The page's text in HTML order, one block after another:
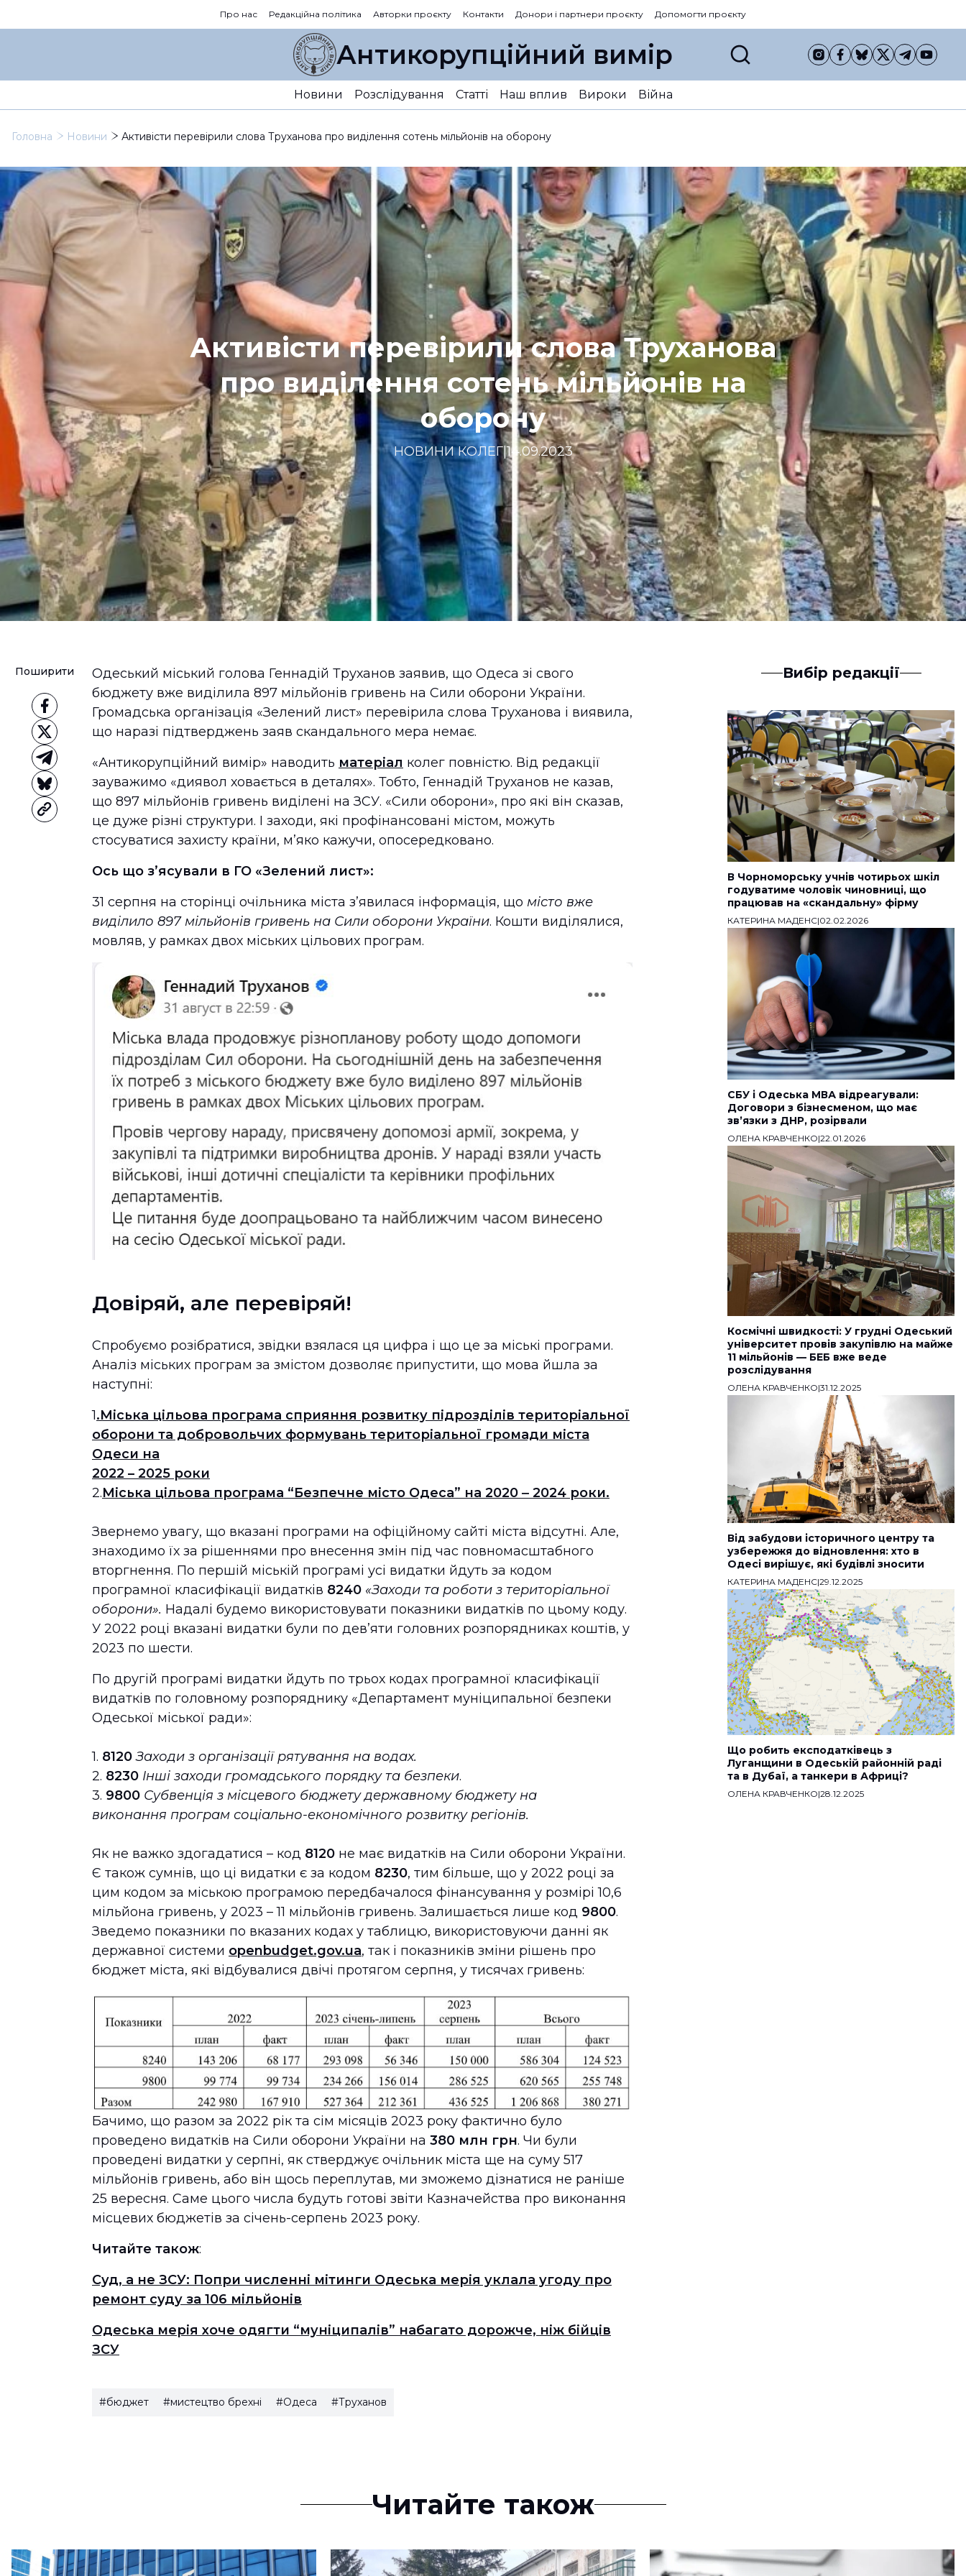
Про нас Редакційна політика Авторки проєкту Контакти Донори і партнери проєкту Допомогти проєкту
Антикорупційний вимір
Новини Розслідування Статті Наш вплив Вироки Війна
Головна Новини Активісти перевірили слова Труханова про виділення сотень мільйонів на оборону
Активісти перевірили слова Труханова
про виділення сотень мільйонів на
оборону
НОВИНИ КОЛЕГ|14.09.2023
Поширити
Одеський міський голова Геннадій Труханов заявив, що Одеса зі свого
бюджету вже виділила 897 мільйонів гривень на Сили оборони України.
Громадська організація «Зелений лист» перевірила слова Труханова і виявила,
що наразі підтверджень заяв скандального мера немає.
«Антикорупційний вимір» наводить матеріал колег повністю. Від редакції
зауважимо «диявол ховається в деталях». Тобто, Геннадій Труханов не казав,
що 897 мільйонів гривень виділені на ЗСУ. «Сили оборони», про які він сказав,
це дуже різні структури. І заходи, які профінансовані містом, можуть
стосуватися захисту країни, м’яко кажучи, опосередковано.
Ось що з’ясували в ГО «Зелений лист»:
31 серпня на сторінці очільника міста з’явилася інформація, що місто вже
виділило 897 мільйонів гривень на Сили оборони України. Кошти виділялися,
мовляв, у рамках двох міських цільових програм.
Довіряй, але перевіряй!
Спробуємо розібратися, звідки взялася ця цифра і що це за міські програми.
Аналіз міських програм за змістом дозволяє припустити, що мова йшла за
наступні:
1.Міська цільова програма сприяння розвитку підрозділів територіальної
оборони та добровольчих формувань територіальної громади міста
Одеси на
2022 – 2025 роки
2.Міська цільова програма “Безпечне місто Одеса” на 2020 ‒ 2024 роки.
Звернемо увагу, що вказані програми на офіційному сайті міста відсутні. Але,
знаходимо їх за рішеннями про внесення змін під час повномасштабного
вторгнення. По першій міській програмі усі видатки йдуть за кодом
програмної класифікації видатків 8240 «Заходи та роботи з територіальної
оборони». Надалі будемо використовувати показники видатків по цьому коду.
У 2022 році вказані видатки були по дев’яти головних розпорядниках коштів, у
2023 по шести.
По другій програмі видатки йдуть по трьох кодах програмної класифікації
видатків по головному розпоряднику «Департамент муніципальної безпеки
Одеської міської ради»:
1. 8120 Заходи з організації рятування на водах.
2. 8230 Інші заходи громадського порядку та безпеки.
3. 9800 Субвенція з місцевого бюджету державному бюджету на
виконання програм соціально-економічного розвитку регіонів.
Як не важко здогадатися – код 8120 не має видатків на Сили оборони України.
Є також сумнів, що ці видатки є за кодом 8230, тим більше, що у 2022 році за
цим кодом за міською програмою передбачалося фінансування у розмірі 10,6
мільйона гривень, у 2023 – 11 мільйонів гривень. Залишається лише код 9800.
Зведемо показники по вказаних кодах у таблицю, використовуючи данні як
державної системи openbudget.gov.ua, так і показників зміни рішень про
бюджет міста, які відбувалися двічі протягом серпня, у тисячах гривень:
Бачимо, що разом за 2022 рік та сім місяців 2023 року фактично було
проведено видатків на Сили оборони України на 380 млн грн. Чи були
проведені видатки у серпні, як стверджує очільник міста ще на суму 517
мільйонів гривень, або він щось переплутав, ми зможемо дізнатися не раніше
25 вересня. Саме цього числа будуть готові звіти Казначейства про виконання
місцевих бюджетів за січень-серпень 2023 року.
Читайте також:
Суд, а не ЗСУ: Попри численні мітинги Одеська мерія уклала угоду про
ремонт суду за 106 мільйонів
Одеська мерія хоче одягти “муніципалів” набагато дорожче, ніж бійців
ЗСУ
#бюджет #мистецтво брехні #Одеса #Труханов
Вибір редакції
В Чорноморську учнів чотирьох шкіл
годуватиме чоловік чиновниці, що
працював на «скандальну» фірму
КАТЕРИНА МАДЕНС|02.02.2026
СБУ і Одеська МВА відреагували:
Договори з бізнесменом, що має
звʼязки з ДНР, розірвали
ОЛЕНА КРАВЧЕНКО|22.01.2026
Космічні швидкості: У грудні Одеський
університет провів закупівлю на майже
11 мільйонів — БЕБ вже веде
розслідування
ОЛЕНА КРАВЧЕНКО|31.12.2025
Від забудови історичного центру та
узбережжя до відновлення: хто в
Одесі вирішує, які будівлі зносити
КАТЕРИНА МАДЕНС|29.12.2025
Що робить експодатківець з
Луганщини в Одеській районній раді
та в Дубаї, а танкери в Африці?
ОЛЕНА КРАВЧЕНКО|28.12.2025
Читайте також